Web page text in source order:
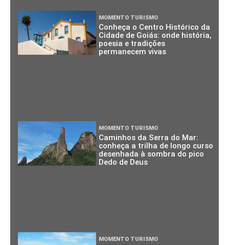
MOMENTO TURISMO
Conheça o Centro Histórico da
Cidade de Goiás: onde história,
poesia e tradições
permanecem vivas
MOMENTO TURISMO
Caminhos da Serra do Mar:
conheça a trilha de longo curso
desenhada à sombra do pico
Dedo de Deus
MOMENTO TURISMO